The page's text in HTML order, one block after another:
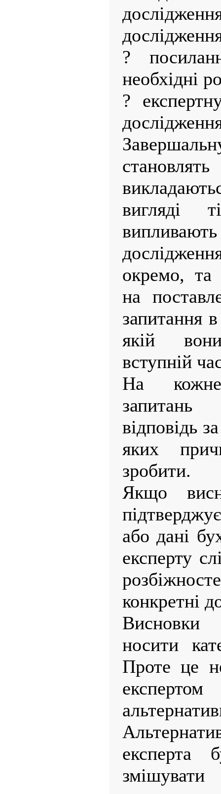
?
необхідні
?
вигляді
окремо, та
на
запитання
якій
вступній
На
відповідь
яких
зробити.
Якщо
або дані
експерту
конкретні
носити
Проте це
експерта